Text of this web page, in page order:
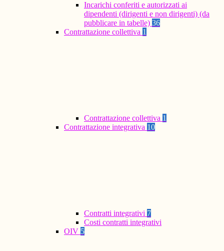
Incarichi conferiti e autorizzati ai
dipendenti (dirigenti e non dirigenti) (da
pubblicare in tabelle) 36
Contrattazione collettiva 1
Contrattazione collettiva 1
Contrattazione integrativa 10
Contratti integrativi 7
Costi contratti integrativi
OIV 5